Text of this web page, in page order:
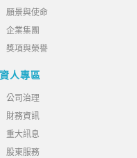
願景與使命
企業集團
獎項與榮譽
人專區
公司治理
財務資訊
重大訊息
股東服務